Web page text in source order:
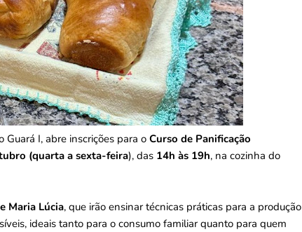
Guará I, abre inscrições para o Curso de Panificação
(quarta a sexta-feira), das 14h às 19h, na cozinha do
Maria Lúcia, que irão ensinar técnicas práticas para a produção
ideais tanto para o consumo familiar quanto para quem